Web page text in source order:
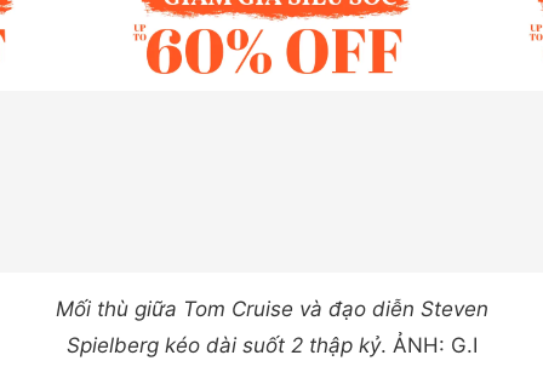
Mối thù giữa Tom Cruise và đạo diễn Steven
Spielberg kéo dài suốt 2 thập kỷ. ẢNH: G.I